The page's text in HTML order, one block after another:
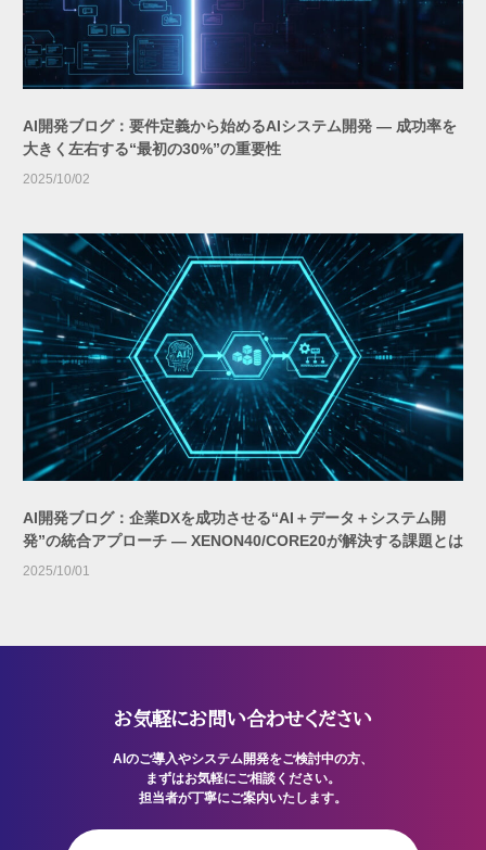
AI開発ブログ：要件定義から始めるAIシステム開発 — 成功率を
大きく左右する“最初の30%”の重要性
2025/10/02
AI開発ブログ：企業DXを成功させる“AI＋データ＋システム開
発”の統合アプローチ — XENON40/CORE20が解決する課題とは
2025/10/01
お気軽にお問い合わせください
AIのご導入やシステム開発をご検討中の方、
まずはお気軽にご相談ください。
担当者が丁寧にご案内いたします。